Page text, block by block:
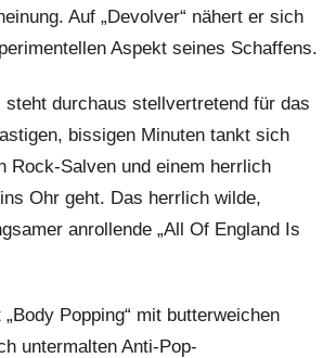
Auf „Devolver“ nähert er sich
Aspekt seines Schaffens.
steht durchaus stellvertretend für das
bissigen Minuten tankt sich
Rock-Salven und einem herrlich
Ohr geht. Das herrlich wilde,
anrollende „All Of England Is
Popping“ mit butterweichen
untermalten Anti-Pop-